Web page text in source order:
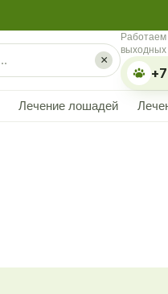
×
Работаем
выходных
Лечение лошадей